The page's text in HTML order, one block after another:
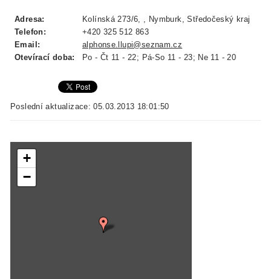
Adresa:
Kolínská 273/6, , Nymburk, Středočeský kraj
Telefon:
+420 325 512 863
Email:
alphonse.llupi@seznam.cz
Otevírací doba:
Po - Čt 11 - 22; Pá-So 11 - 23; Ne 11 - 20
Poslední aktualizace: 05.03.2013 18:01:50
+
−